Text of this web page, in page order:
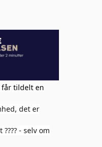
får tildelt en
det er
- selv om